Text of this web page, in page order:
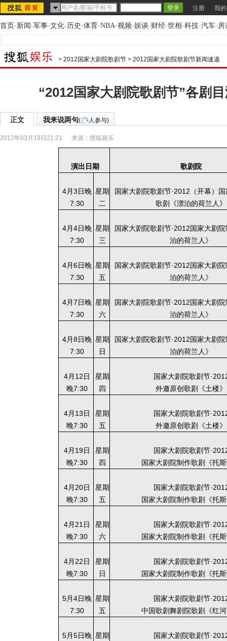
注册 我
首页-新闻-军事-文化-历史-体育-NBA-视频-娱谈-财经-世相-科技-汽车-房
> 2012国家大剧院歌剧节 > 2012国家大剧院歌剧节新闻速递
“2012国家大剧院歌剧节”各剧
正文 我来说两句( 人参与)
2012年03月19日21:21 来源： 搜狐娱乐
演出日期 歌剧院
4月3日晚
7:30
星期
二
国家大剧院歌剧节·2012（开幕）
歌剧《漂泊的荷兰人》
4月4日晚
7:30
星期
三
国家大剧院歌剧节·2012国家大剧
泊的荷兰人》
4月6日晚
7:30
星期
五
国家大剧院歌剧节·2012国家大剧
泊的荷兰人》
4月7日晚
7:30
星期
六
国家大剧院歌剧节·2012国家大剧
泊的荷兰人》
4月8日晚
7:30
星期
日
国家大剧院歌剧节·2012国家大剧
泊的荷兰人》
4月12日
晚7:30
星期
四
国家大剧院歌剧节
外邀原创歌剧《土楼》
4月13日
晚7:30
星期
五
国家大剧院歌剧节
外邀原创歌剧《土楼》
4月19日
晚7:30
星期
四
国家大剧院歌剧节
国家大剧院制作歌剧《托
4月20日
晚7:30
星期
五
国家大剧院歌剧节
国家大剧院制作歌剧《托
4月21日
晚7:30
星期
六
国家大剧院歌剧节
国家大剧院制作歌剧《托
4月22日
晚7:30
星期
日
国家大剧院歌剧节
国家大剧院制作歌剧《托
5月4日晚
7:30
星期
五
国家大剧院歌剧节
中国歌剧舞剧院歌剧《红
5月5日晚 星期
国家大剧院歌剧节